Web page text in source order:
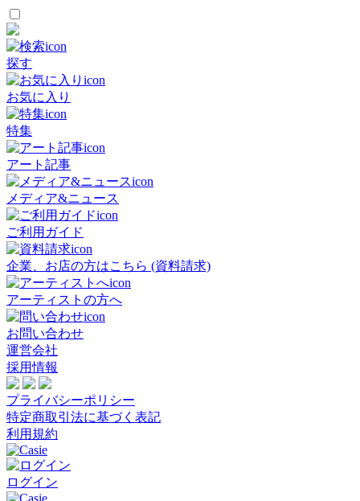
探す
お気に入り
特集
アート記事
メディア&ニュース
ご利用ガイド
企業、お店の方はこちら (資料請求)
アーティストの方へ
お問い合わせ
運営会社
採用情報
プライバシーポリシー
特定商取引法に基づく表記
利用規約
ログイン